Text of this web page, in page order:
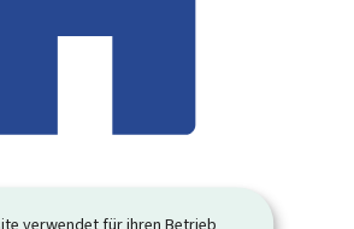
verwendet für ihren Betrieb